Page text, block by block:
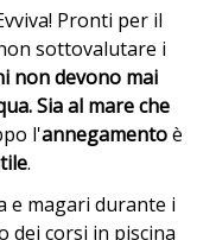
Pronti per il
sottovalutare i
non devono mai
Sia al mare che
l'annegamentoè
.
e magari durante i
dei corsi in piscina